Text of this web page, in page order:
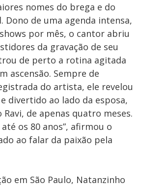
nomes do brega e do
Dono de uma agenda intensa,
por mês, o cantor abriu
da gravação de seu
de perto a rotina agitada
ascensão. Sempre de
do artista, ele revelou
divertido ao lado da esposa,
de apenas quatro meses.
os 80 anos”, afirmou o
ao falar da paixão pela
em São Paulo, Natanzinho